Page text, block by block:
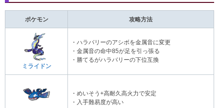
ポケモン 攻略方法
ミライドン
・ハラバリーのアシボを金属音に変更
・金属音の命中85が足を引っ張る
・勝てるがハラバリーの下位互換
・めいそう+高耐久高火力で安定
・入手難易度が高い